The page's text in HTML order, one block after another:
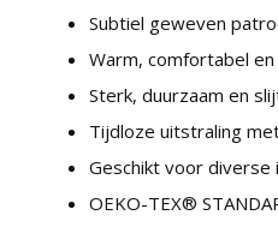
Subtiel geweven
Warm, comfortabel
Sterk, duurzaam en
Tijdloze uitstraling
Geschikt voor diverse
OEKO-TEX®